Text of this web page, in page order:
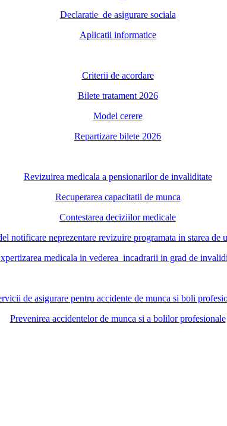
Declaratie de asigurare sociala
Aplicatii informatice
Criterii de acordare
Bilete tratament 2026
Model cerere
Repartizare bilete 2026
Revizuirea medicala a pensionarilor de invaliditate
Recuperarea capacitatii de munca
Contestarea deciziilor medicale
notificare neprezentare revizuire programata in starea de
medicala in vederea incadrarii in grad de
de asigurare pentru accidente de munca si boli
Prevenirea accidentelor de munca si a bolilor profesionale